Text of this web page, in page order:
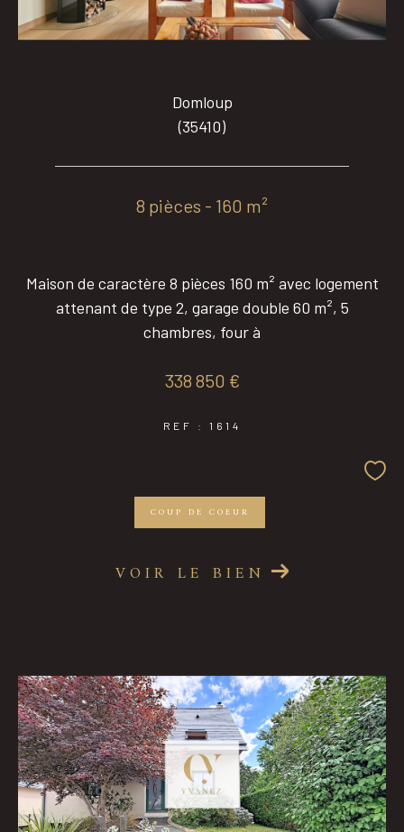
Domloup
(35410)
8 pièces - 160 m²
Maison de caractère 8 pièces 160 m² avec logement
attenant de type 2, garage double 60 m², 5
chambres, four à
338 850 €
REF : 1614
COUP DE COEUR
VOIR LE BIEN